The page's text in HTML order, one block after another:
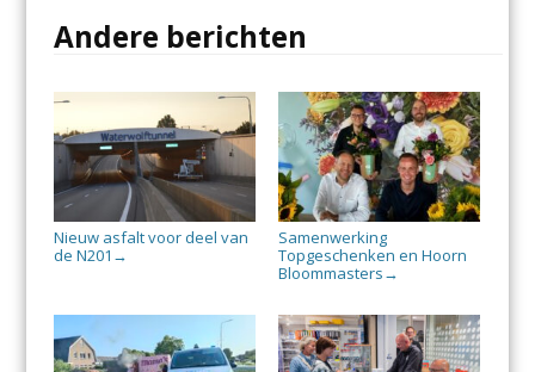
Andere berichten
Nieuw asfalt voor deel van
de N201 →
Samenwerking
Topgeschenken en Hoorn
Bloommasters →